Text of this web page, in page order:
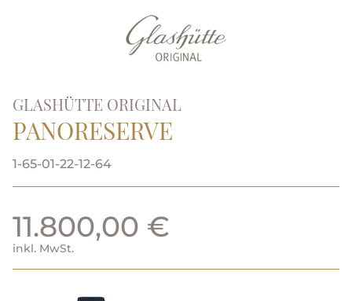
GLASHÜTTE ORIGINAL
PANORESERVE
1-65-01-22-12-64
11.800,00 €
inkl. MwSt.